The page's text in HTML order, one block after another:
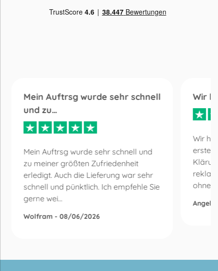
Mein Auftrsg wurde sehr schnell
und zu…
Mein Auftrsg wurde sehr schnell und
zu meiner größten Zufriedenheit
erledigt. Auch die Lieferung war sehr
schnell und pünktlich. Ich empfehle Sie
gerne wei...
Wolfram - 08/06/2026
Wir
Wir
erste
ohne